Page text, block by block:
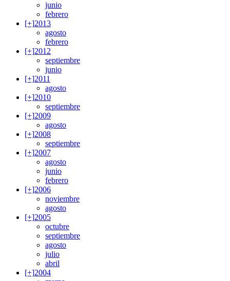
junio
febrero
[+]2013
agosto
febrero
[+]2012
septiembre
junio
[+]2011
agosto
[+]2010
septiembre
[+]2009
agosto
[+]2008
septiembre
[+]2007
agosto
junio
febrero
[+]2006
noviembre
agosto
[+]2005
octubre
septiembre
agosto
julio
abril
[+]2004